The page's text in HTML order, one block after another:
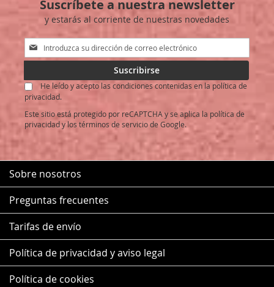
Suscríbete a nuestra newsletter
y estarás al corriente de nuestras novedades
Inscríbase
a
boletín
de
noticias:
Suscribirse
He leído y acepto las condiciones contenidas en la política de
privacidad.
Este sitio está protegido por reCAPTCHA y se aplica la política de
privacidady los términos de serviciode Google.
Sobre nosotros
Preguntas frecuentes
Tarifas de envío
Política de privacidad y aviso legal
Política de cookies